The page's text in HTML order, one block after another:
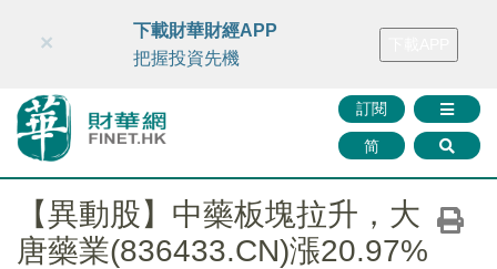
財華智庫網 FINTV FINMETA 財華證券 媒體矩陣
訂閱
简
×
下載財華財經APP
把握投資先機
【異動股】中藥板塊拉升，大
唐藥業(836433.CN)漲20.97%